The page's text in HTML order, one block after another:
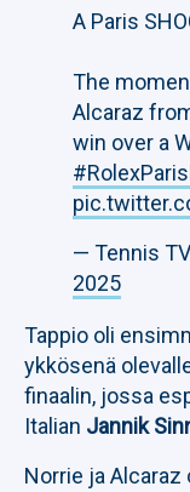
A Paris
The
Alcaraz
win over a
— Tennis
2025
Tappio oli
ykkösenä
finaalin, jossa
Italian Jannik
Norrie ja